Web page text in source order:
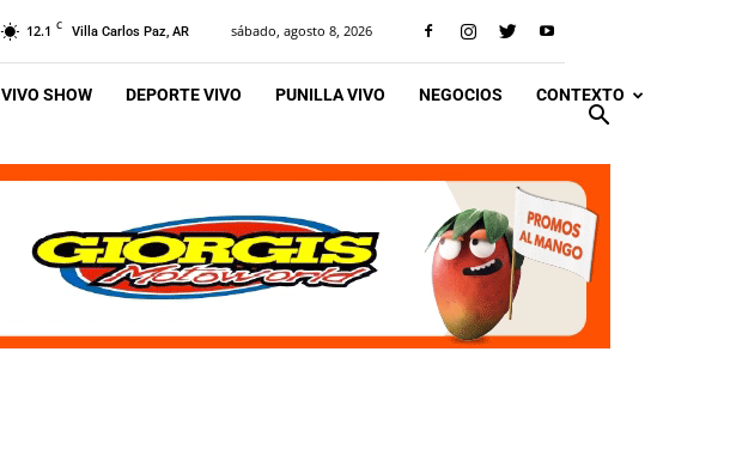
12.1 C Villa Carlos Paz, AR sábado, agosto 8, 2026
VIVO SHOW DEPORTE VIVO PUNILLA VIVO NEGOCIOS CONTEXTO